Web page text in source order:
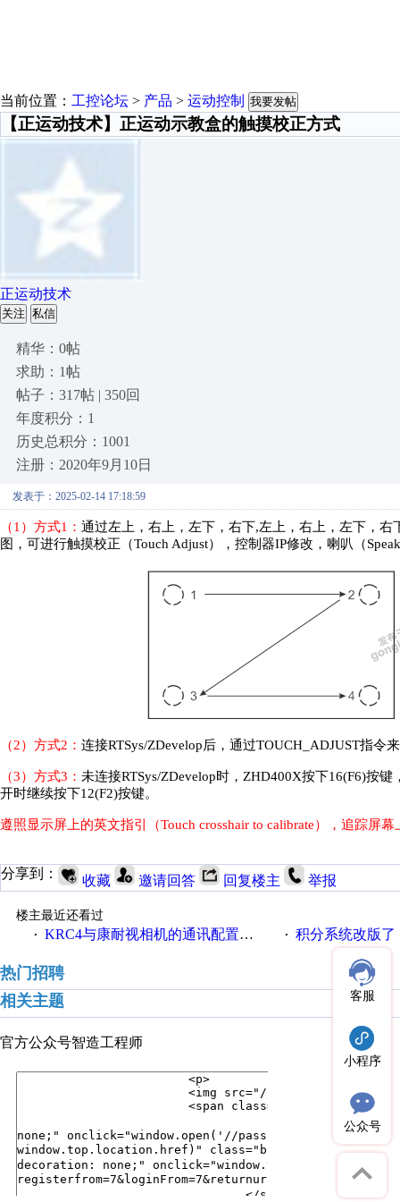
当前位置： 工控论坛 > 产品 > 运动控制 我要发帖
【正运动技术】正运动示教盒的触摸校正方式
正运动技术
关注 私信
精华：0帖
求助：1帖
帖子：317帖 | 350回
年度积分：1
历史总积分：1001
注册：2020年9月10日
发表于：2025-02-14 17:18:59
（1）方式1： 通过左上，右上，左下，右下,左上，右上，左下，
图，可进行触摸校正（Touch Adjust），控制器IP修改，喇叭（
（2）方式2： 连接RTSys/ZDevelop后，通过TOUCH_ADJUST指令
（3）方式3： 未连接RTSys/ZDevelop时，ZHD400X按下16(F6)按
开时继续按下12(F2)按键。
遵照显示屏上的英文指引（Touch crosshair to calibrate），追踪屏
分享到： 收藏 邀请回答 回复楼主 举报
楼主最近还看过
· KRC4与康耐视相机的通讯配置方法 · 积分系统改版了，重说
热门招聘
相关主题
官方公众号智造工程师
客服
小程序
公众号